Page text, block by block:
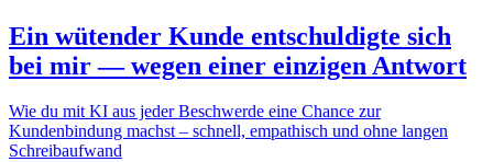
Ein wütender Kunde entschuldigte sich
bei mir — wegen einer einzigen Antwort
Wie du mit KI aus jeder Beschwerde eine Chance zur
Kundenbindung machst – schnell, empathisch und ohne langen
Schreibaufwand